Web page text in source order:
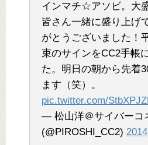
インマチ☆アソビ。大
皆さん一緒に盛り上げ
がとうございました！
束のサインをCC2手帳
た。明日の朝から先着
ます（笑）。
pic.twitter.com/
— 松山洋＠サイバーコ
(@PIROSHI_CC2)